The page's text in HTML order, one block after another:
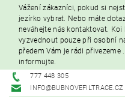
Vážení zákazníci, pokud si
jezírko vybrat. Nebo máte
neváhejte nás kontaktovat.
vyzvednout pouze při osobní
předem Vám je rádi přivezeme
informujte.
777 448 305
INFO@BUBNOVEFILTRACE.CZ